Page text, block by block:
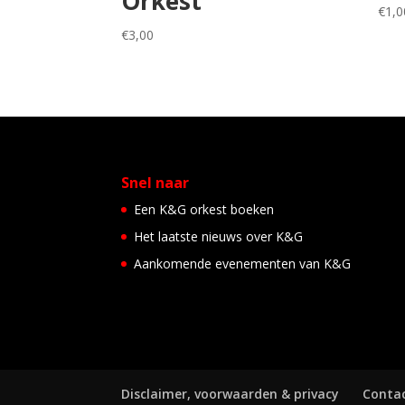
€3,00
€
Snel naar
Een K&G orkest boeken
Het laatste nieuws over K&G
Aankomende evenementen van K&G
Disclaimer, voorwaarden & privacy